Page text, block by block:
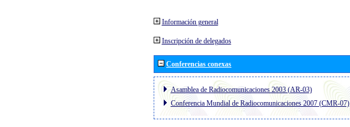
Información general
Inscripción de delegados
Conferencias conexas
Asamblea de Radiocomunicaciones 2003 (AR-03)
Conferencia Mundial de Radiocomunicaciones 2007 (CMR-07)